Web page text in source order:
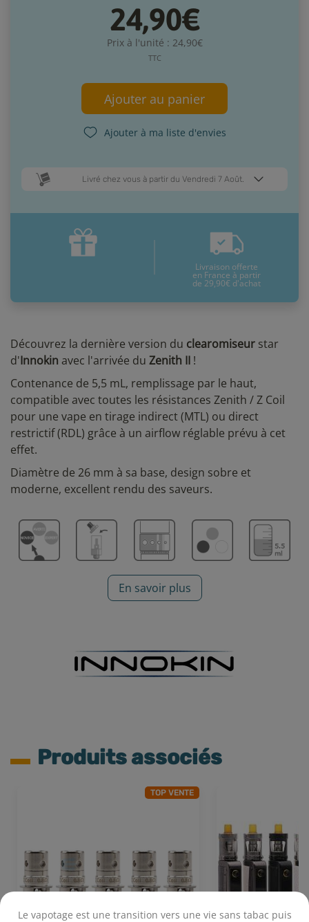
Le vapotage est une transition vers une vie sans tabac puis
Découvrez la dernière version du clearomiseur star
d'Innokin avec l'arrivée du Zenith II !
Contenance de 5,5 mL, remplissage par le haut,
compatible avec toutes les résistances Zenith / Z Coil
pour une vape en tirage indirect (MTL) ou direct
restrictif (RDL) grâce à un airflow réglable prévu à cet
effet.
Diamètre de 26 mm à sa base, design sobre et
moderne, excellent rendu des saveurs.
En savoir plus
24,90€
Prix à l'unité : 24,90€
TTC
Ajouter au panier
Ajouter à ma liste d'envies
Livré chez vous à partir du Vendredi 7 Août.
Lundi 10 Août Vendredi 7 Août
* Pour une livraison en France métropolitaine+ d'infos
Livraison offerte
en France à partir
de 29,90€ d'achat
Produits associés
TOP VENTE